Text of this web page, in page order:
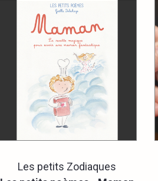
Les petits Zodiaques